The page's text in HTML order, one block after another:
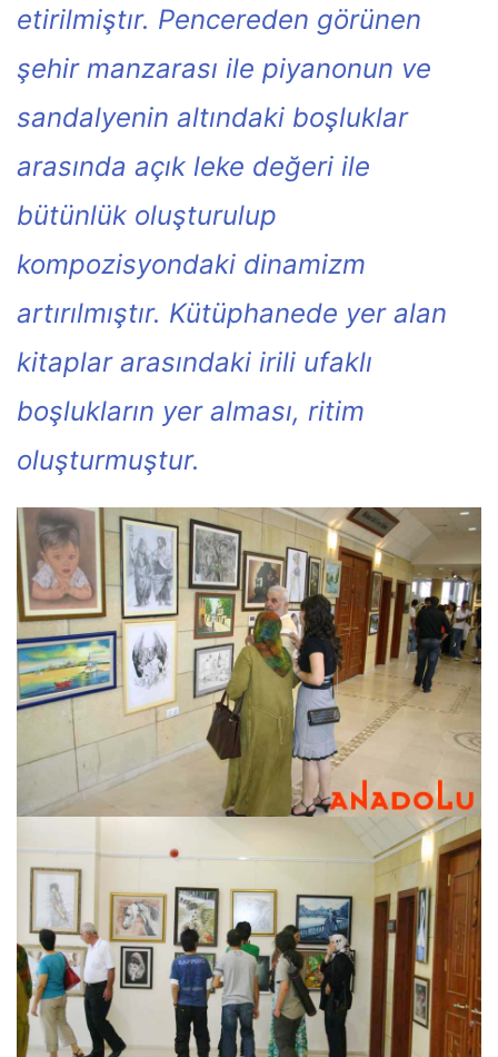
etirilmiştır. Pencereden görünen
şehir manzarası ile piyanonun ve
sandalyenin altındaki boşluklar
arasında açık leke değeri ile
bütünlük oluşturulup
kompozisyondaki dinamizm
artırılmıştır. Kütüphanede yer alan
kitaplar arasındaki irili ufaklı
boşlukların yer alması, ritim
oluşturmuştur.